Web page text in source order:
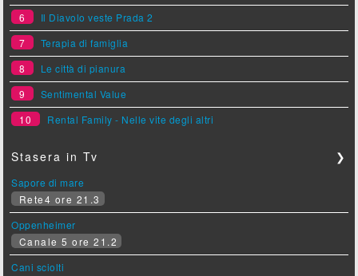
6
Il Diavolo veste Prada 2
7
Terapia di famiglia
8
Le città di pianura
9
Sentimental Value
10
Rental Family - Nelle vite degli altri
Stasera in Tv ❯
Sapore di mare
Rete4 ore 21.3
Oppenheimer
Canale 5 ore 21.2
Cani sciolti